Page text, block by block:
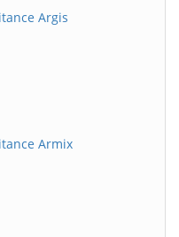
Argis
Armix